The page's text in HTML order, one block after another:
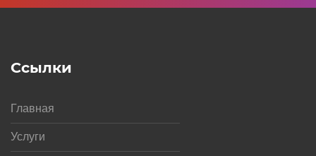
Ссылки
Главная
Услуги